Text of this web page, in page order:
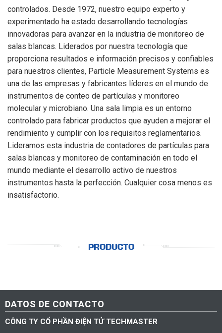
controlados. Desde 1972, nuestro equipo experto y
experimentado ha estado desarrollando tecnologías
innovadoras para avanzar en la industria de monitoreo de
salas blancas. Liderados por nuestra tecnología que
proporciona resultados e información precisos y confiables
para nuestros clientes, Particle Measurement Systems es
una de las empresas y fabricantes líderes en el mundo de
instrumentos de conteo de partículas y monitoreo
molecular y microbiano. Una sala limpia es un entorno
controlado para fabricar productos que ayuden a mejorar el
rendimiento y cumplir con los requisitos reglamentarios.
Lideramos esta industria de contadores de partículas para
salas blancas y monitoreo de contaminación en todo el
mundo mediante el desarrollo activo de nuestros
instrumentos hasta la perfección. Cualquier cosa menos es
insatisfactorio.
PRODUCTO
DATOS DE CONTACTO
CÔNG TY CỔ PHẦN ĐIỆN TỬ TECHMASTER